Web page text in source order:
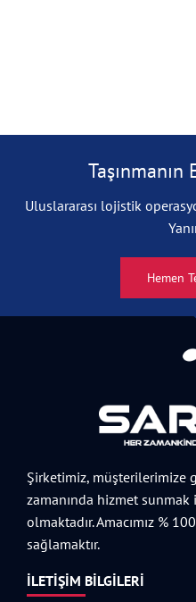
Taşınmanın
Uluslararası lojistik
Hemen
Şirketimiz, müşterilerimize
zamanında hizmet sunmak
olmaktadır. Amacımız %
sağlamaktır.
İLETIŞIM BILGILERI